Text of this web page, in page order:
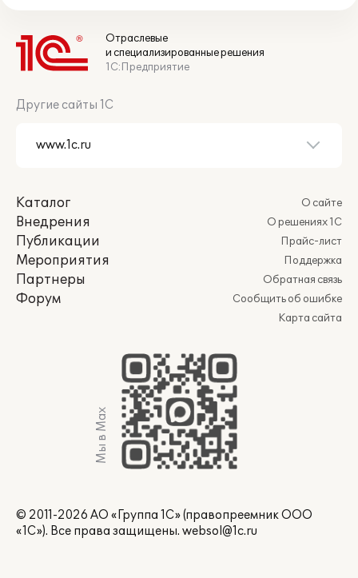
Отраслевые
и специализированные решения
1С:Предприятие
Другие сайты 1С
Каталог
Внедрения
Публикации
Мероприятия
Партнеры
Форум
О сайте
О решениях 1С
Прайс-лист
Поддержка
Обратная связь
Сообщить об ошибке
Карта сайта
Мы в Max
© 2011-2026 АО «Группа 1С» (правопреемник ООО
«1С»). Все права защищены. websol@1c.ru